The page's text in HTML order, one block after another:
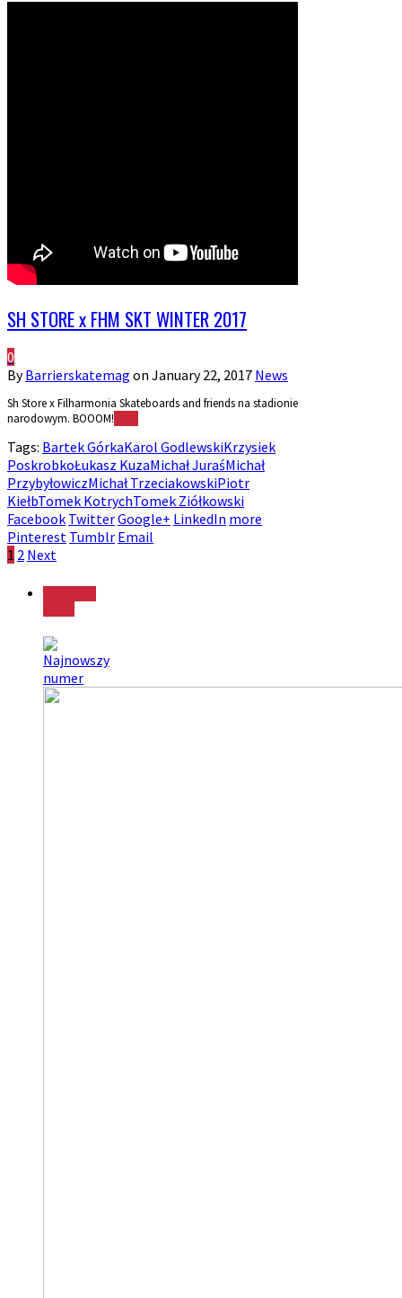
SH STORE x FHM SKT WINTER 2017
0
ByBarrierskatemag on January 22, 2017 News
Sh Store x Filharmonia Skateboards and friends na stadionie
narodowym. BOOOM!
Tags: Bartek GórkaKarol GodlewskiKrzysiek
PoskrobkoŁukasz KuzaMichał JuraśMichał
PrzybyłowiczMichał TrzeciakowskiPiotr
KiełbTomek KotrychTomek Ziółkowski
Facebook TwitterGoogle+ LinkedIn more
Pinterest Tumblr Email
1 2 Next